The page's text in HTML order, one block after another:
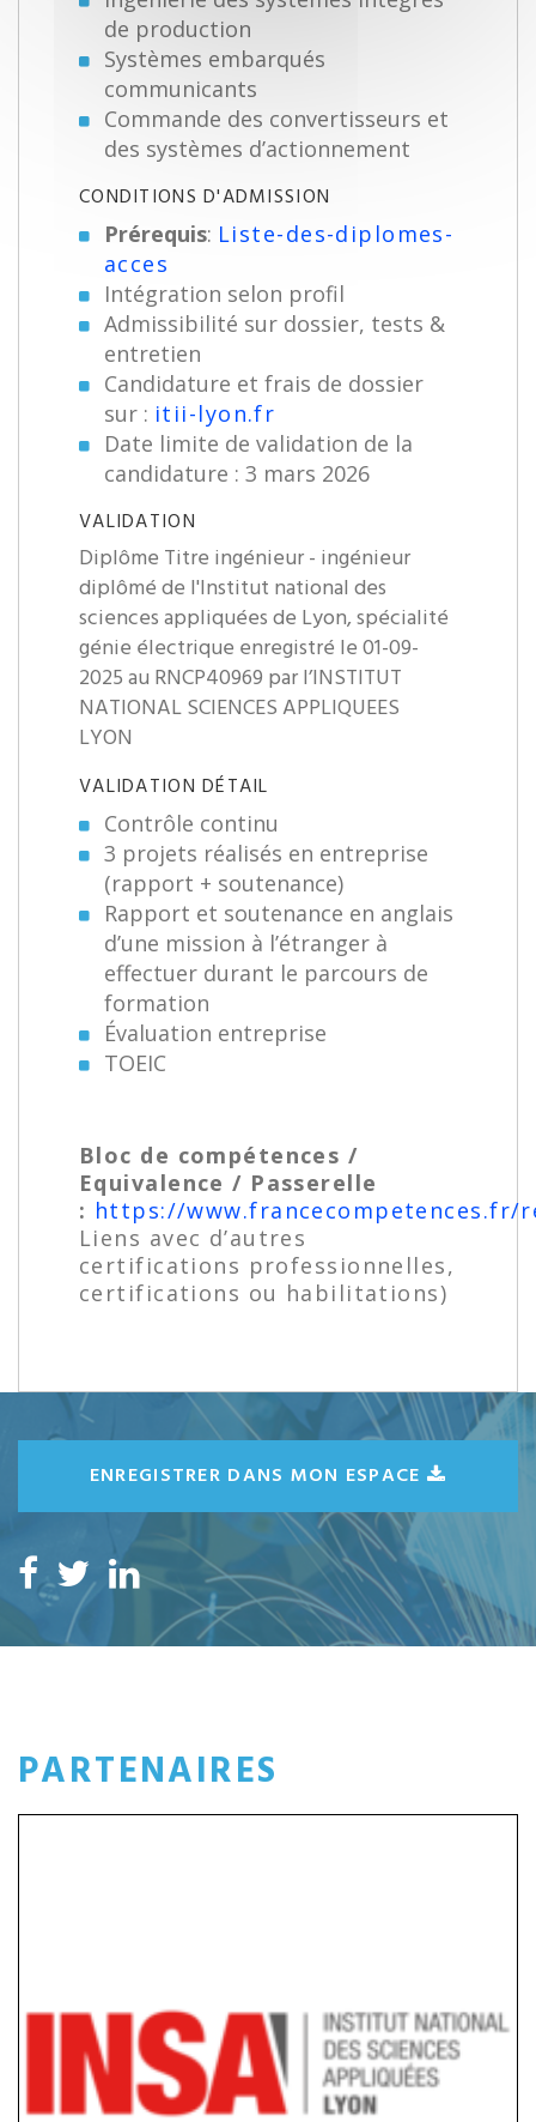
de production
Systèmes embarqués
communicants
Commande des convertisseurs et
des systèmes d’actionnement
CONDITIONS D'ADMISSION
Prérequis: Liste-des-diplomes-
acces
Intégration selon profil
Admissibilité sur dossier, tests &
entretien
Candidature et frais de dossier
sur : itii-lyon.fr
Date limite de validation de la
candidature : 3 mars 2026
VALIDATION
Diplôme Titre ingénieur - ingénieur
diplômé de l'Institut national des
sciences appliquées de Lyon, spécialité
génie électrique enregistré le 01-09-
2025 au RNCP40969 par l’INSTITUT
NATIONAL SCIENCES APPLIQUEES
LYON
VALIDATION DÉTAIL
Contrôle continu
3 projets réalisés en entreprise
(rapport + soutenance)
Rapport et soutenance en anglais
d’une mission à l’étranger à
effectuer durant le parcours de
formation
Évaluation entreprise
TOEIC
Bloc de compétences /
Equivalence / Passerelle
: https://www.francecompetences.fr/
Liens avec d’autres
certifications professionnelles,
certifications ou habilitations)
ENREGISTRER DANS MON ESPACE
PARTENAIRES